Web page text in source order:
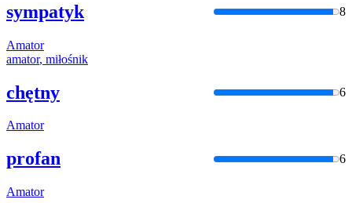
sympatyk 8
Amator
amator, miłośnik
chętny 6
Amator
profan 6
Amator